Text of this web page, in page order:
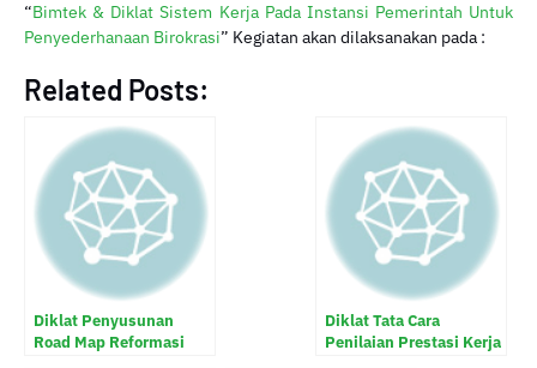
“Bimtek & Diklat Sistem Kerja Pada Instansi Pemerintah Untuk
Penyederhanaan Birokrasi” Kegiatan akan dilaksanakan pada :
Related Posts:
Diklat Penyusunan
Road Map Reformasi
Diklat Tata Cara
Penilaian Prestasi Kerja